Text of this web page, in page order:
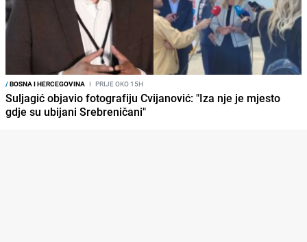
/BOSNA I HERCEGOVINA I PRIJE OKO 15H
Suljagić objavio fotografiju Cvijanović: "Iza nje je mjesto
gdje su ubijani Srebreničani"